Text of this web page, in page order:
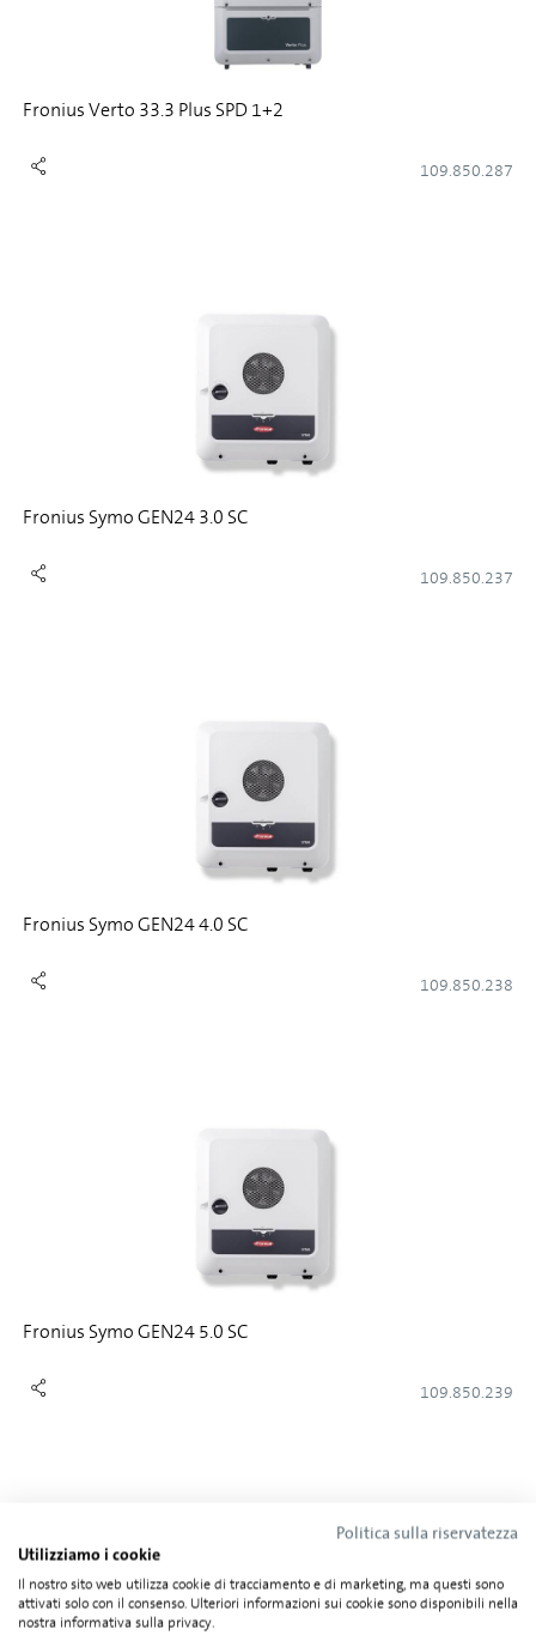
Fronius Verto 33.3 Plus SPD 1+2
109.850.287
Fronius Symo GEN24 3.0 SC
109.850.237
Fronius Symo GEN24 4.0 SC
109.850.238
Fronius Symo GEN24 5.0 SC
109.850.239
Politica sulla riservatezza
Utilizziamo i cookie
Il nostro sito web utilizza cookie di tracciamento e di marketing, ma questi sono
attivati solo con il consenso. Ulteriori informazioni sui cookie sono disponibili nella
nostra informativa sulla privacy.